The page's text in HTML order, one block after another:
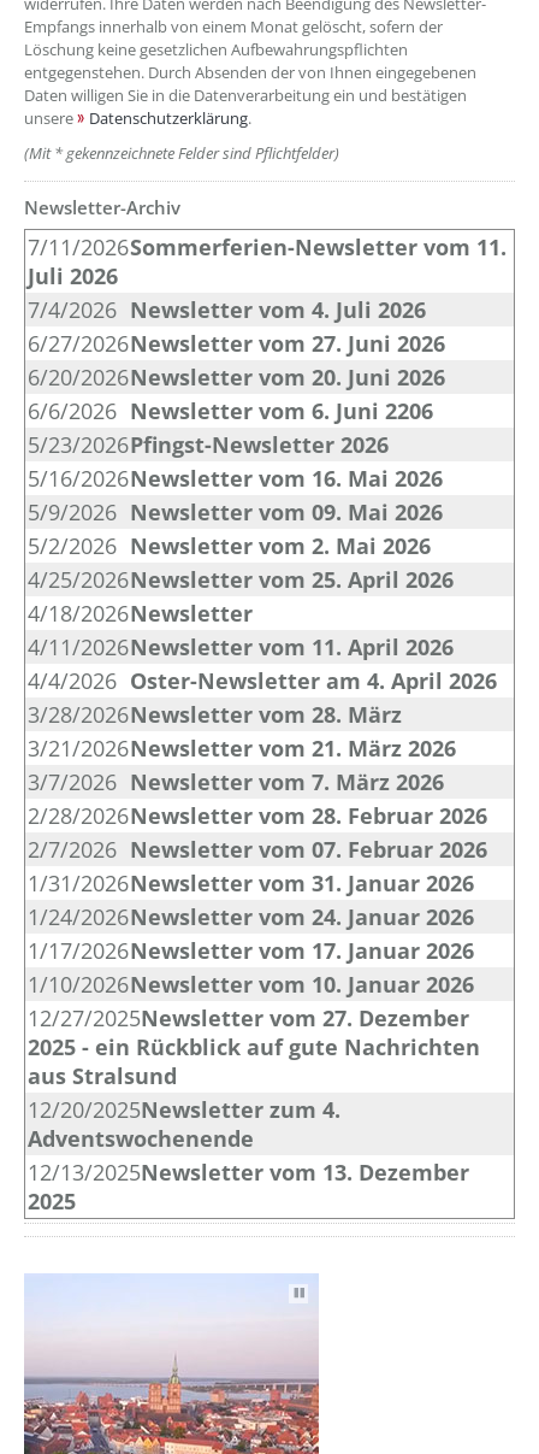
Empfangs innerhalb von einem Monat gelöscht, sofern der
Löschung keine gesetzlichen Aufbewahrungspflichten
entgegenstehen. Durch Absenden der von Ihnen eingegebenen
Daten willigen Sie in die Datenverarbeitung ein und bestätigen
unsere
Datenschutzerklärung.
(Mit * gekennzeichnete Felder sind Pflichtfelder)
??? absaetzeOben[4]/titel ???
Newsletter-Archiv
7/11/2026Sommerferien-Newsletter vom 11.
Juli 2026
7/4/2026 Newsletter vom 4. Juli 2026
6/27/2026Newsletter vom 27. Juni 2026
6/20/2026Newsletter vom 20. Juni 2026
6/6/2026 Newsletter vom 6. Juni 2206
5/23/2026Pfingst-Newsletter 2026
5/16/2026Newsletter vom 16. Mai 2026
5/9/2026 Newsletter vom 09. Mai 2026
5/2/2026 Newsletter vom 2. Mai 2026
4/25/2026Newsletter vom 25. April 2026
4/18/2026Newsletter
4/11/2026Newsletter vom 11. April 2026
4/4/2026 Oster-Newsletter am 4. April 2026
3/28/2026Newsletter vom 28. März
3/21/2026Newsletter vom 21. März 2026
3/7/2026 Newsletter vom 7. März 2026
2/28/2026Newsletter vom 28. Februar 2026
2/7/2026 Newsletter vom 07. Februar 2026
1/31/2026Newsletter vom 31. Januar 2026
1/24/2026Newsletter vom 24. Januar 2026
1/17/2026Newsletter vom 17. Januar 2026
1/10/2026Newsletter vom 10. Januar 2026
12/27/2025Newsletter vom 27. Dezember
2025 - ein Rückblick auf gute Nachrichten
aus Stralsund
12/20/2025Newsletter zum 4.
Adventswochenende
12/13/2025Newsletter vom 13. Dezember
2025
Autoplay